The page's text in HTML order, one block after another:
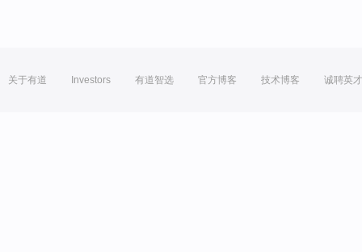
关于有道 Investors 有道智选 官方博客 技术博客 诚聘英才